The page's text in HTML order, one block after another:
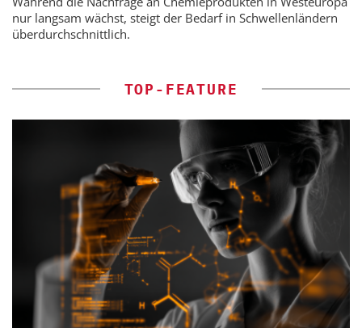
nur langsam wächst, steigt der Bedarf in Schwellenländern
überdurchschnittlich.
TOP-FEATURE